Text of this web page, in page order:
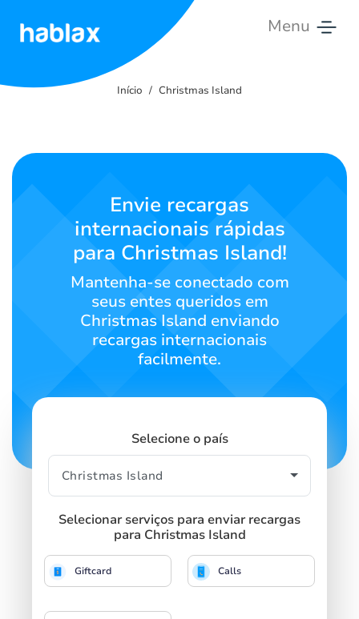
Menu
Contate-
Português
SIGN UP
Início Christmas Island
Envie recargas
internacionais rápidas
para Christmas Island!
Mantenha-se conectado com
seus entes queridos em
Christmas Island enviando
recargas internacionais
facilmente.
Selecione o país
Selecionar serviços para enviar recargas
para Christmas Island
Giftcard Calls